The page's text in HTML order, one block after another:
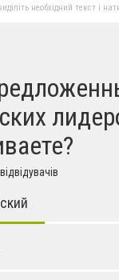
необхідний текст і